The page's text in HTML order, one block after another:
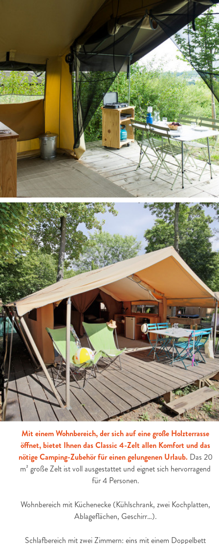
Mit einem Wohnbereich, der sich auf eine große Holzterrasse
öffnet, bietet Ihnen das Classic 4-Zelt allen Komfort und das
nötige Camping-Zubehör für einen gelungenen Urlaub. Das 20
m² große Zelt ist voll ausgestattet und eignet sich hervorragend
für 4 Personen.
Wohnbereich mit Küchenecke (Kühlschrank, zwei Kochplatten,
Ablageflächen, Geschirr…).
Schlafbereich mit zwei Zimmern: eins mit einem Doppelbett